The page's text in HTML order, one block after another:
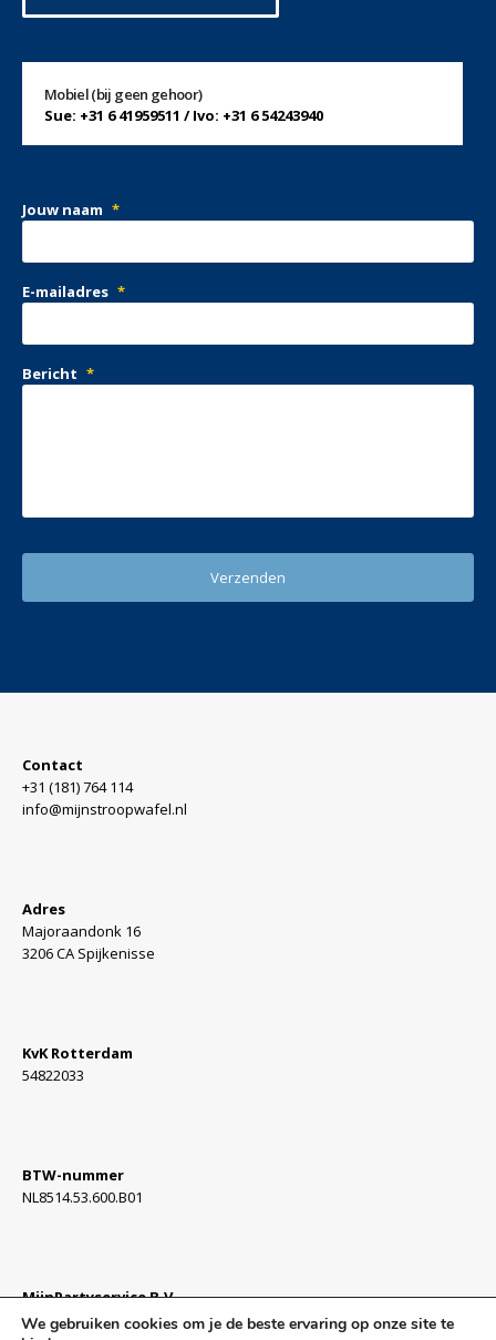
Mobiel (bij geen gehoor)
Sue: +31 6 41959511 / Ivo: +31 6 54243940
Jouw naam *
E-mailadres *
Bericht *
Contact
+31 (181) 764 114
info@mijnstroopwafel.nl
Adres
Majoraandonk 16
3206 CA Spijkenisse
KvK Rotterdam
54822033
BTW-nummer
NL8514.53.600.B01
MijnPartyservice B.V.
Algemene Voorwaarden »
We gebruiken cookies om je de beste ervaring op onze site te